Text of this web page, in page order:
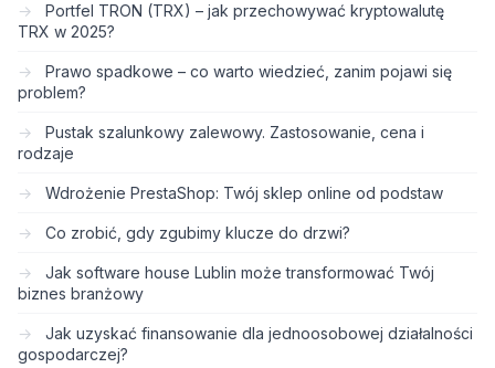
Portfel TRON (TRX) – jak przechowywać kryptowalutę
TRX w 2025?
Prawo spadkowe – co warto wiedzieć, zanim pojawi się
problem?
Pustak szalunkowy zalewowy. Zastosowanie, cena i
rodzaje
Wdrożenie PrestaShop: Twój sklep online od podstaw
Co zrobić, gdy zgubimy klucze do drzwi?
Jak software house Lublin może transformować Twój
biznes branżowy
Jak uzyskać finansowanie dla jednoosobowej działalności
gospodarczej?